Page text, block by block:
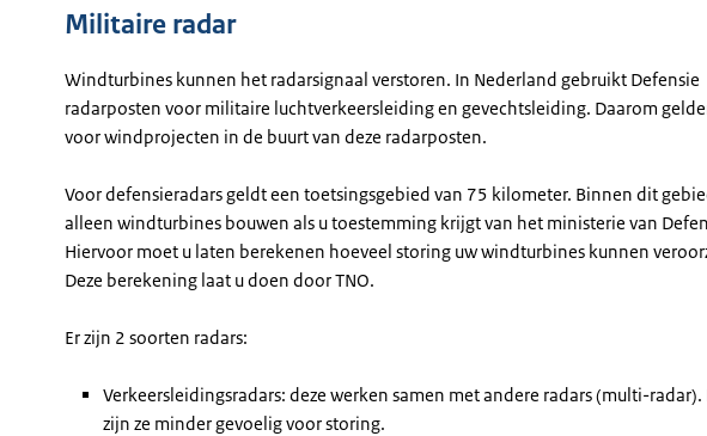
Militaire radar
Windturbines kunnen het radarsignaal verstoren. In Nederland gebruikt Defensie
radarposten voor militaire luchtverkeersleiding en gevechtsleiding. Daarom
voor windprojecten in de buurt van deze radarposten.
Voor defensieradars geldt een toetsingsgebied van 75 kilometer. Binnen dit
alleen windturbines bouwen als u toestemming krijgt van het ministerie van
Hiervoor moet u laten berekenen hoeveel storing uw windturbines kunnen
Deze berekening laat u doen door TNO.
Er zijn 2 soorten radars:
Verkeersleidingsradars: deze werken samen met andere radars (multi-
zijn ze minder gevoelig voor storing.